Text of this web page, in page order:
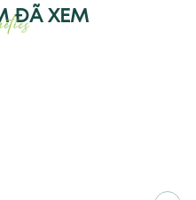
ĐÃ XEM